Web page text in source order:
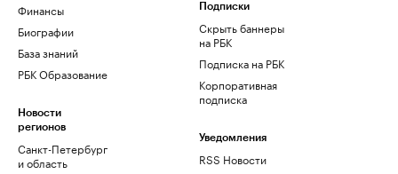
Финансы
Биографии
База знаний
РБК Образование
Новости
регионов
Санкт-Петербург
и область
Подписки
Скрыть баннеры
на РБК
Подписка на РБК
Корпоративная
подписка
Уведомления
RSS Новости